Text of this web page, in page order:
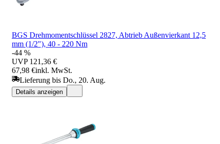
BGS Drehmomentschlüssel 2827, Abtrieb Außenvierkant 12,5
mm (1/2"), 40 - 220 Nm
-44 %
UVP 121,36 €
67,98 €inkl. MwSt.
Lieferung bis Do., 20. Aug.
Details anzeigen